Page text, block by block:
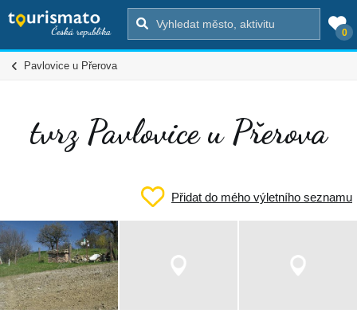
0
Pavlovice u Přerova
tvrz Pavlovice u Přerova
Přidat do mého výletního seznamu